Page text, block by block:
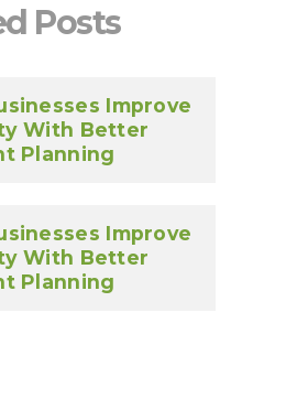
Posts
Improve
With Better
Planning
Improve
With Better
Planning